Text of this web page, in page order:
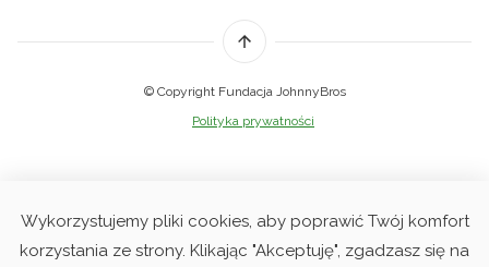
Wykorzystujemy pliki cookies, aby poprawić Twój komfort
korzystania ze strony. Klikając "Akceptuję", zgadzasz się na
© Copyright Fundacja JohnnyBros
Polityka prywatności